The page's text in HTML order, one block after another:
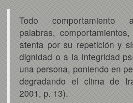
Todo comportamiento
palabras,
atenta por su repetición y
dignidad o a la integridad
una persona, poniendo en
degradando el clima de
2001, p. 13).